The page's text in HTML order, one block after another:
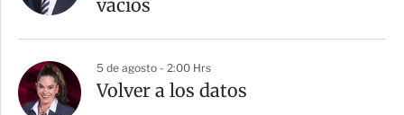
vacíos
5 de agosto - 2:00 Hrs
Volver a los datos